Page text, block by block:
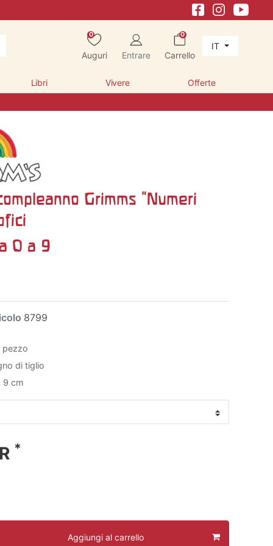
0
Auguri Entrare
0
Carrello
IT
Libri Vivere Offerte
Grimms "Numeri
0 a 9
8799
pezzo
di tiglio
9 cm
*
Aggiungi al carrello